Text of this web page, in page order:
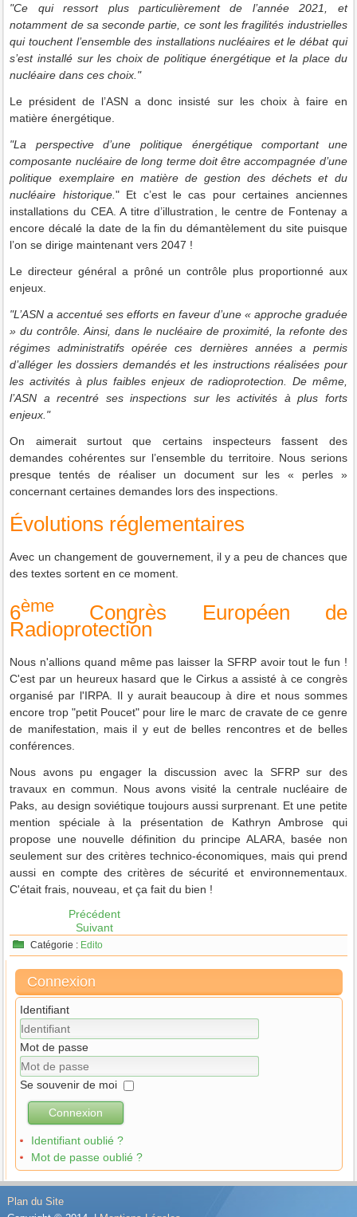
"Ce qui ressort plus particulièrement de l’année 2021, et
notamment de sa seconde partie, ce sont les fragilités industrielles
qui touchent l’ensemble des installations nucléaires et le débat qui
s’est installé sur les choix de politique énergétique et la place du
nucléaire dans ces choix."
Le président de l’ASN a donc insisté sur les choix à faire en
matière énergétique.
"La perspective d’une politique énergétique comportant une
composante nucléaire de long terme doit être accompagnée d’une
politique exemplaire en matière de gestion des déchets et du
nucléaire historique. " Et c’est le cas pour certaines anciennes
installations du CEA. A titre d’illustration, le centre de Fontenay a
encore décalé la date de la fin du démantèlement du site puisque
l’on se dirige maintenant vers 2047 !
Le directeur général a prôné un contrôle plus proportionné aux
enjeux.
"L’ASN a accentué ses efforts en faveur d’une « approche graduée
» du contrôle. Ainsi, dans le nucléaire de proximité, la refonte des
régimes administratifs opérée ces dernières années a permis
d’alléger les dossiers demandés et les instructions réalisées pour
les activités à plus faibles enjeux de radioprotection. De même,
l’ASN a recentré ses inspections sur les activités à plus forts
enjeux."
On aimerait surtout que certains inspecteurs fassent des
demandes cohérentes sur l’ensemble du territoire. Nous serions
presque tentés de réaliser un document sur les « perles »
concernant certaines demandes lors des inspections.
Évolutions réglementaires
Avec un changement de gouvernement, il y a peu de chances que
des textes sortent en ce moment.
6ème Congrès Européen de
Radioprotection
Nous n'allions quand même pas laisser la SFRP avoir tout le fun !
C'est par un heureux hasard que le Cirkus a assisté à ce congrès
organisé par l'IRPA. Il y aurait beaucoup à dire et nous sommes
encore trop "petit Poucet" pour lire le marc de cravate de ce genre
de manifestation, mais il y eut de belles rencontres et de belles
conférences.
Nous avons pu engager la discussion avec la SFRP sur des
travaux en commun. Nous avons visité la centrale nucléaire de
Paks, au design soviétique toujours aussi surprenant. Et une petite
mention spéciale à la présentation de Kathryn Ambrose qui
propose une nouvelle définition du principe ALARA, basée non
seulement sur des critères technico-économiques, mais qui prend
aussi en compte des critères de sécurité et environnementaux.
C'était frais, nouveau, et ça fait du bien !
Précédent
Suivant
Catégorie : Edito
Connexion
Identifiant
Mot de passe
Se souvenir de moi
Connexion
Identifiant oublié ?
Mot de passe oublié ?
Plan du Site